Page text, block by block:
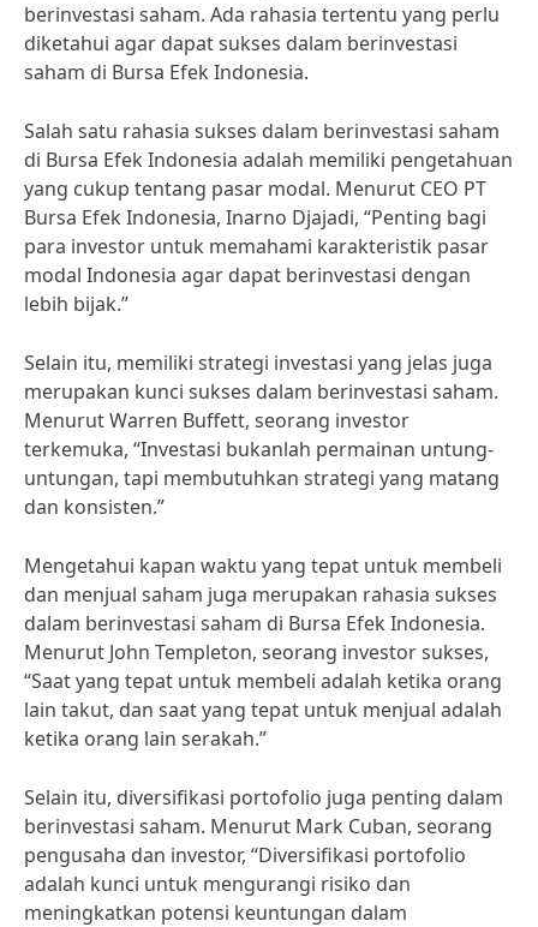
berinvestasi saham. Ada rahasia tertentu yang perlu
diketahui agar dapat sukses dalam berinvestasi
saham di Bursa Efek Indonesia.
Salah satu rahasia sukses dalam berinvestasi saham
di Bursa Efek Indonesia adalah memiliki pengetahuan
yang cukup tentang pasar modal. Menurut CEO PT
Bursa Efek Indonesia, Inarno Djajadi, “Penting bagi
para investor untuk memahami karakteristik pasar
modal Indonesia agar dapat berinvestasi dengan
lebih bijak.”
Selain itu, memiliki strategi investasi yang jelas juga
merupakan kunci sukses dalam berinvestasi saham.
Menurut Warren Buffett, seorang investor
terkemuka, “Investasi bukanlah permainan untung-
untungan, tapi membutuhkan strategi yang matang
dan konsisten.”
Mengetahui kapan waktu yang tepat untuk membeli
dan menjual saham juga merupakan rahasia sukses
dalam berinvestasi saham di Bursa Efek Indonesia.
Menurut John Templeton, seorang investor sukses,
“Saat yang tepat untuk membeli adalah ketika orang
lain takut, dan saat yang tepat untuk menjual adalah
ketika orang lain serakah.”
Selain itu, diversifikasi portofolio juga penting dalam
berinvestasi saham. Menurut Mark Cuban, seorang
pengusaha dan investor, “Diversifikasi portofolio
adalah kunci untuk mengurangi risiko dan
meningkatkan potensi keuntungan dalam